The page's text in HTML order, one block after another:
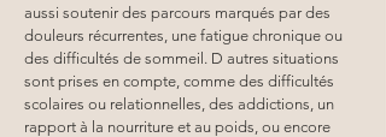
aussi soutenir des parcours marqués par des
douleurs récurrentes, une fatigue chronique ou
des difficultés de sommeil. D autres situations
sont prises en compte, comme des difficultés
scolaires ou relationnelles, des addictions, un
rapport à la nourriture et au poids, ou encore